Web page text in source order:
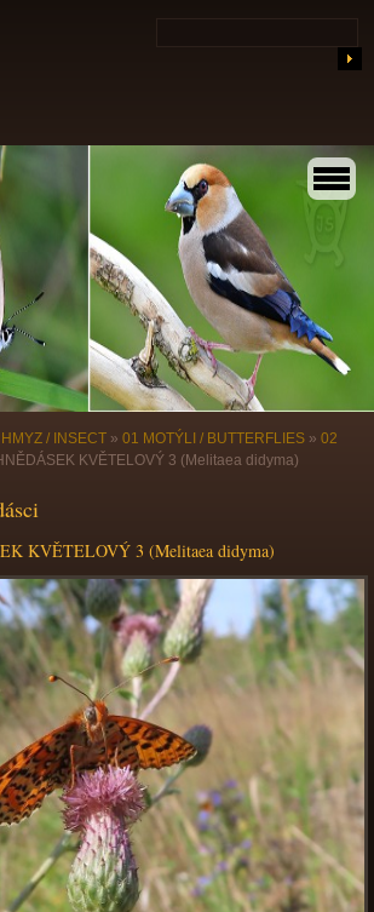
/ INSECT » 01 MOTÝLI / BUTTERFLIES » 02
KVĚTELOVÝ 3 (Melitaea didyma)
KVĚTELOVÝ 3 (Melitaea didyma)